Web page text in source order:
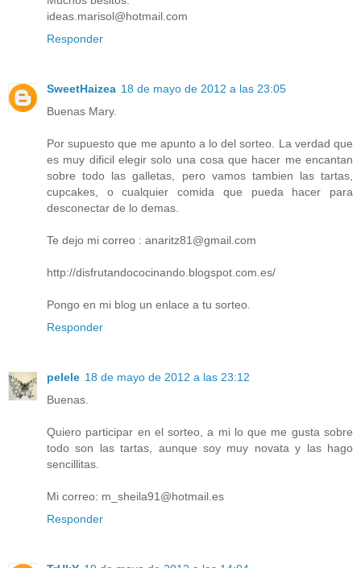
ideas.marisol@hotmail.com
Responder
SweetHaizea 18 de mayo de 2012 a las 23:05
Buenas Mary.
Por supuesto que me apunto a lo del sorteo. La verdad que
es muy dificil elegir solo una cosa que hacer me encantan
sobre todo las galletas, pero vamos tambien las tartas,
cupcakes, o cualquier comida que pueda hacer para
desconectar de lo demas.
Te dejo mi correo : anaritz81@gmail.com
http://disfrutandococinando.blogspot.com.es/
Pongo en mi blog un enlace a tu sorteo.
Responder
pelele 18 de mayo de 2012 a las 23:12
Buenas.
Quiero participar en el sorteo, a mi lo que me gusta sobre
todo son las tartas, aunque soy muy novata y las hago
sencillitas.
Mi correo: m_sheila91@hotmail.es
Responder